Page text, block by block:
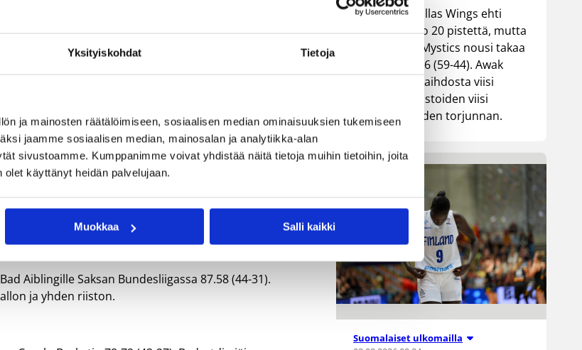
Yksityiskohdat Tietoja
ja mainosten räätälöimiseen, sosiaalisen median ominaisuuksien tukemiseen
jaamme sosiaalisen median, mainosalan ja analytiikka-alan
sivustoamme. Kumppanimme voivat yhdistää näitä tietoja muihin tietoihin, joita
käyttänyt heidän palvelujaan.
Muokkaa Salli kaikki
tarkkuudella heittäneelle Mark Basketille 74-65
johdon, jota Dolphins ei kyennyt enää
Pelander pelasi 19 minuuttia heittäen 9 pistettä
ja kolmella tappiolla.
Aiblingille Saksan Bundesliigassa 87.58 (44-31).
ja yhden riiston.
WNBA:ssa Dallas Wings ehti
johtaa peliä jo 20 pistettä, mutta
Washington Mystics nousi takaa
voittoon 92-96 (59-44). Awak
Kuier pelasi vaihdosta viisi
minuuttia tilastoiden viisi
pistettä ja yhden torjunnan.
Suomalaiset ulkomailla